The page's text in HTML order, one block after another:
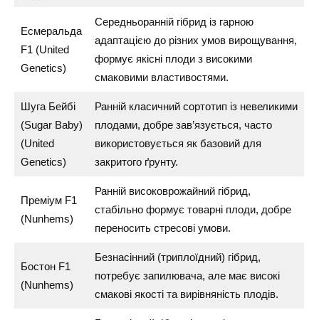
Есмеральда
F1 (United
Genetics)
Середньоранній гібрид із гарною
адаптацією до різних умов вирощування,
формує якісні плоди з високими
смаковими властивостями.
Шуга Бейбі
(Sugar Baby)
(United
Genetics)
Ранній класичний сортотип із невеликими
плодами, добре зав’язується, часто
використовується як базовий для
закритого ґрунту.
Преміум F1
(Nunhems)
Ранній високоврожайний гібрид,
стабільно формує товарні плоди, добре
переносить стресові умови.
Бостон F1
(Nunhems)
Безнасінний (триплоїдний) гібрид,
потребує запилювача, але має високі
смакові якості та вирівняність плодів.